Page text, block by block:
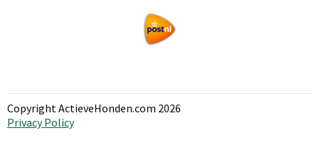
Copyright ActieveHonden.com 2026
Privacy Policy